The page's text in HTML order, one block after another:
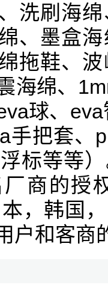
洗刷海
、墨盒
拖鞋、
海绵、
球、
手把套、
标等等
商的授
，韩国
户和客商